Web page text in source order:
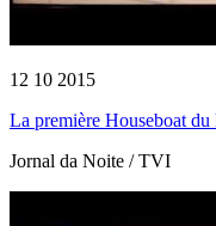
12 10 2015
La première Houseboat du
Jornal da Noite / TVI